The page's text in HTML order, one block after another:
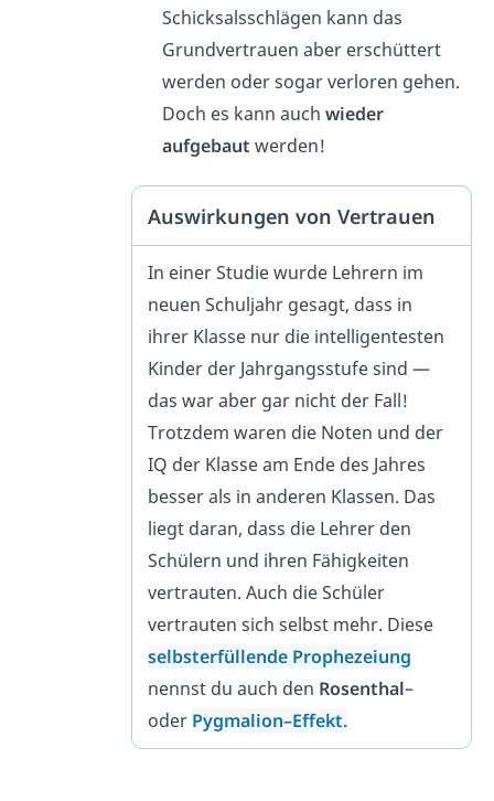
Schicksalsschlägen kann das
Grundvertrauen aber erschüttert
werden oder sogar verloren gehen.
Doch es kann auch wieder
aufgebaut werden!
Auswirkungen von Vertrauen
In einer Studie wurde Lehrern im
neuen Schuljahr gesagt, dass in
ihrer Klasse nur die intelligentesten
Kinder der Jahrgangsstufe sind —
das war aber gar nicht der Fall!
Trotzdem waren die Noten und der
IQ der Klasse am Ende des Jahres
besser als in anderen Klassen. Das
liegt daran, dass die Lehrer den
Schülern und ihren Fähigkeiten
vertrauten. Auch die Schüler
vertrauten sich selbst mehr. Diese
selbsterfüllende Prophezeiung
nennst du auch den Rosenthal–
oder Pygmalion–Effekt.